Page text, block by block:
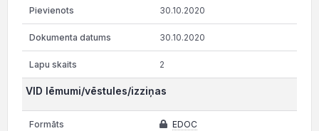
30.10.2020
30.10.2020
2
VID lēmumi/vēstules/izziņas
EDOC